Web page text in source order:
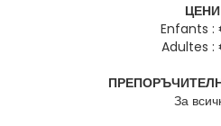
ЦЕНИ
Enfants :
Adultes :
За